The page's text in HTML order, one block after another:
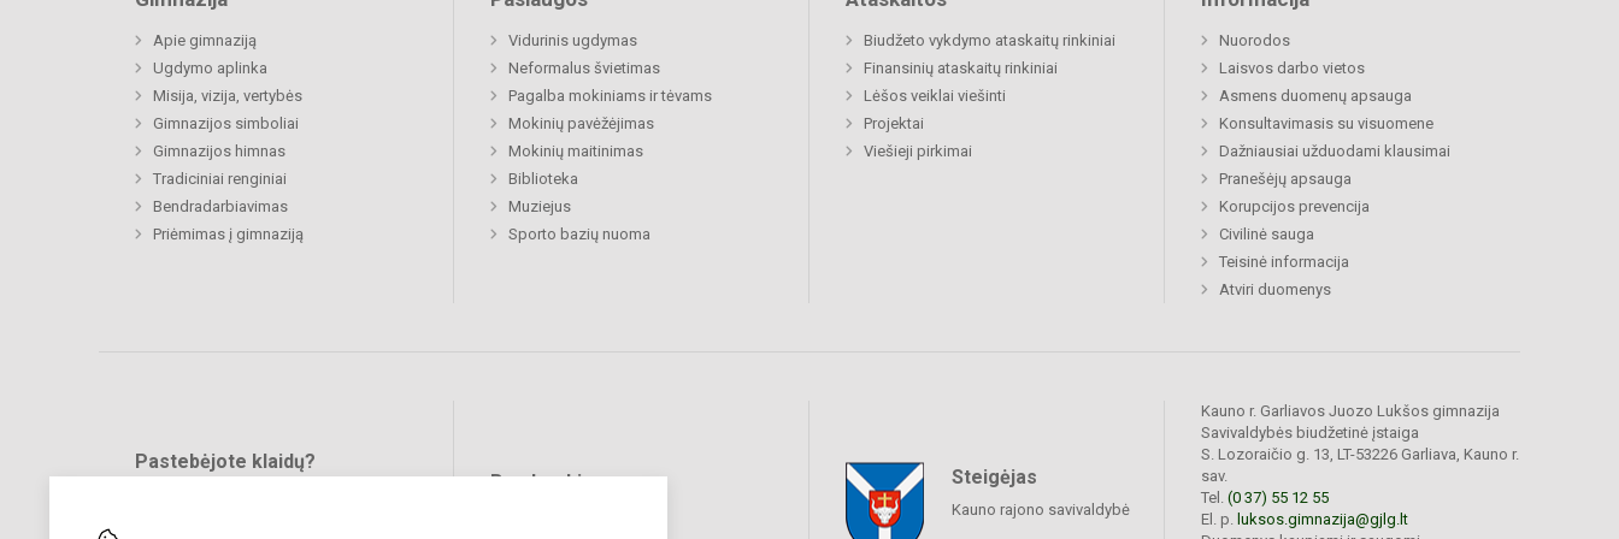
Apie gimnaziją
Ugdymo aplinka
Misija, vizija, vertybės
Gimnazijos simboliai
Gimnazijos himnas
Tradiciniai renginiai
Bendradarbiavimas
Priėmimas į gimnaziją
Vidurinis ugdymas
Neformalus švietimas
Pagalba mokiniams ir tėvams
Mokinių pavėžėjimas
Mokinių maitinimas
Biblioteka
Muziejus
Sporto bazių nuoma
Biudžeto vykdymo ataskaitų rinkiniai
Finansinių ataskaitų rinkiniai
Lėšos veiklai viešinti
Projektai
Viešieji pirkimai
Nuorodos
Laisvos darbo vietos
Asmens duomenų apsauga
Konsultavimasis su visuomene
Dažniausiai užduodami klausimai
Pranešėjų apsauga
Korupcijos prevencija
Civilinė sauga
Teisinė informacija
Atviri duomenys
Pastebėjote klaidų?
Bendraukime Steigėjas
Kauno rajono savivaldybė
Kauno r. Garliavos Juozo Lukšos gimnazija
Savivaldybės biudžetinė įstaiga
S. Lozoraičio g. 13, LT-53226 Garliava, Kauno r.
sav.
Tel. (0 37) 55 12 55
El. p. luksos.gimnazija@gjlg.lt